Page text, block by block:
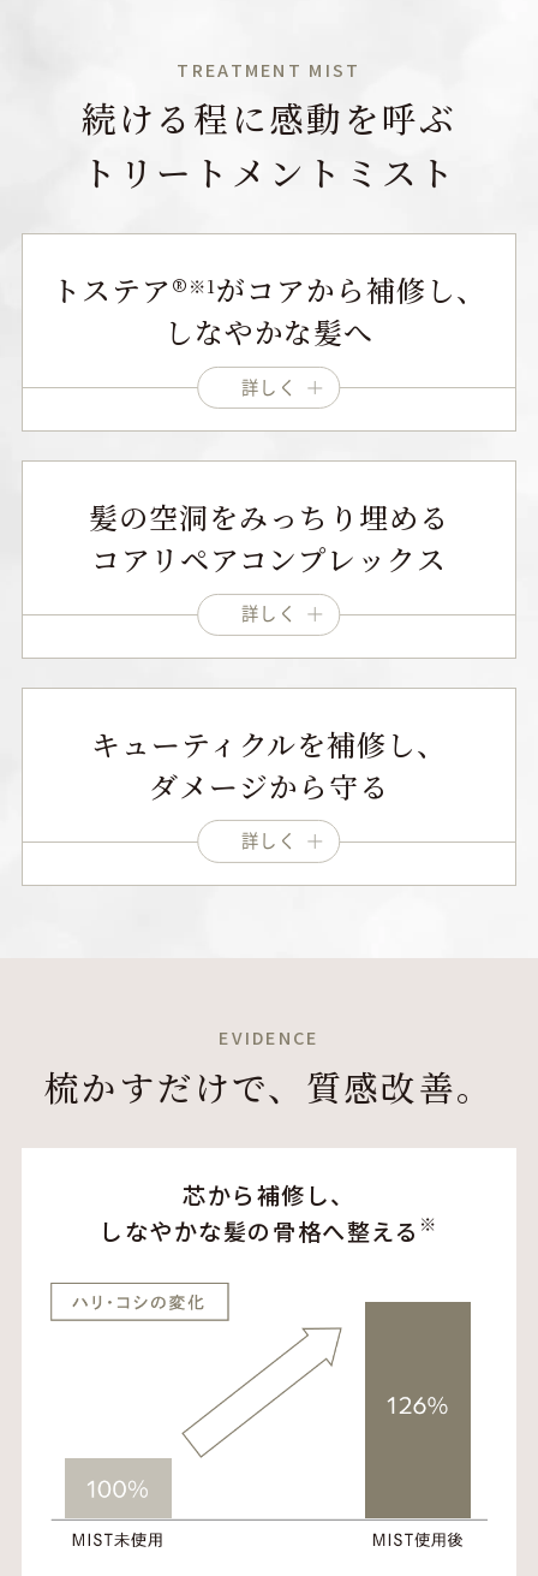
TREATMENT MIST
続ける程に感動を呼ぶ
トリートメントミスト
トステア® ※1 がコアから補修し、
しなやかな髪へ
詳しく
髪の空洞をみっちり埋める
コアリペアコンプレックス
詳しく
キューティクルを補修し、
ダメージから守る
詳しく
EVIDENCE
梳かすだけで、質感改善。
芯から補修し、
しなやかな髪の骨格へ整える ※